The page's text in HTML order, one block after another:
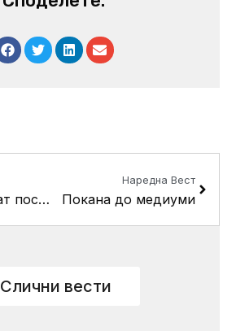
Продолжуваат посетите на месните заедници
Наредна Вест
Покана до медиуми
Слични вести